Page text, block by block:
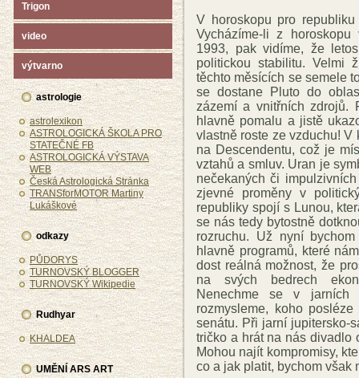
Trigon
video
výtvarno
astrologie
astrolexikon
ASTROLOGICKÁ ŠKOLA PRO
STATEČNÉ FB
ASTROLOGICKÁ VÝSTAVA
WEB
Česká Astrologická Stránka
TRANSforMOTOR Martiny
Lukáškové
odkazy
PŮDORYS
TURNOVSKÝ BLOGGER
TURNOVSKÝ Wikipedie
Rudhyar
KHALDEA
UMĚNÍ ARS ART
V horoskopu pro
Vycházíme-li z
1993, pak vidíme, že
politickou stabilitu. Velmi
těchto měsících se semele
se dostane Pluto do
zázemí a vnitřních zdrojů.
hlavně pomalu a jistě
vlastně roste ze vzduchu! V
na Descendentu, což je
vztahů a smluv. Uran je
nečekaných či
zjevné proměny v
republiky spojí s Lunou,
se nás tedy bytostně
rozruchu. Už nyní
hlavně programů, které
dost reálná možnost, že
na svých bedrech
Nenechme se v
rozmysleme, koho
senátu. Při jarní jupitersko-
tričko a hrát na nás divadlo
Mohou najít kompromisy,
co a jak platit, bychom však